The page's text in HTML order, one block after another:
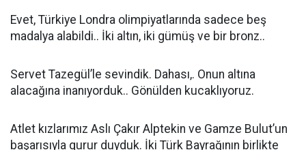
Evet, Türkiye Londra olimpiyatlarında sadece beş
madalya alabildi.. İki altın, iki gümüş ve bir bronz..
Servet Tazegül’le sevindik. Dahası,. Onun altına
alacağına inanıyorduk.. Gönülden kucaklıyoruz.
Atlet kızlarımız Aslı Çakır Alptekin ve Gamze Bulut’un
başarısıyla gurur duyduk. İki Türk Bayrağının birlikte